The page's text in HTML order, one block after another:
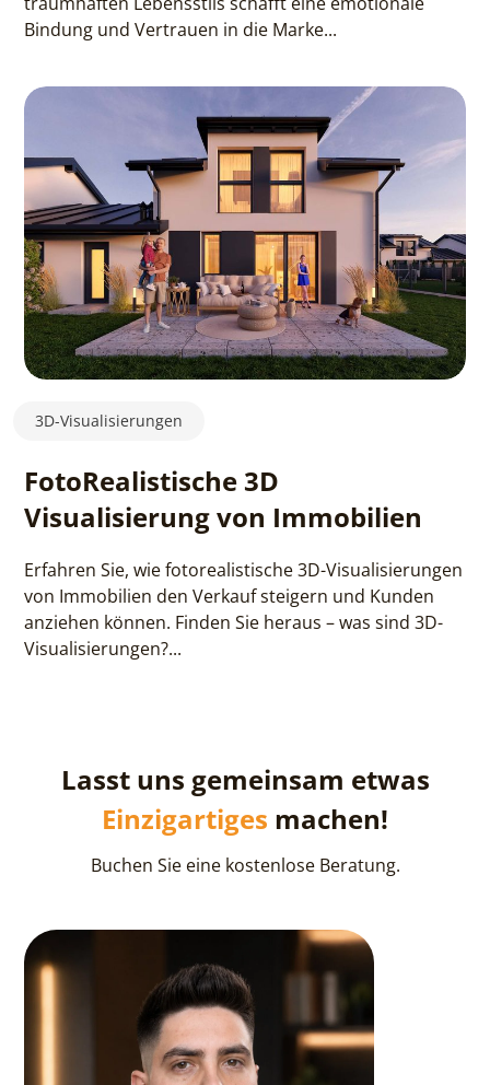
Bindung und Vertrauen in die Marke...
3D-Visualisierungen
FotoRealistische 3D
Visualisierung von Immobilien
Erfahren Sie, wie fotorealistische 3D-Visualisierungen
von Immobilien den Verkauf steigern und Kunden
anziehen können. Finden Sie heraus – was sind 3D-
Visualisierungen?...
Lasst uns gemeinsam etwas
Einzigartiges machen!
Buchen Sie eine kostenlose Beratung.